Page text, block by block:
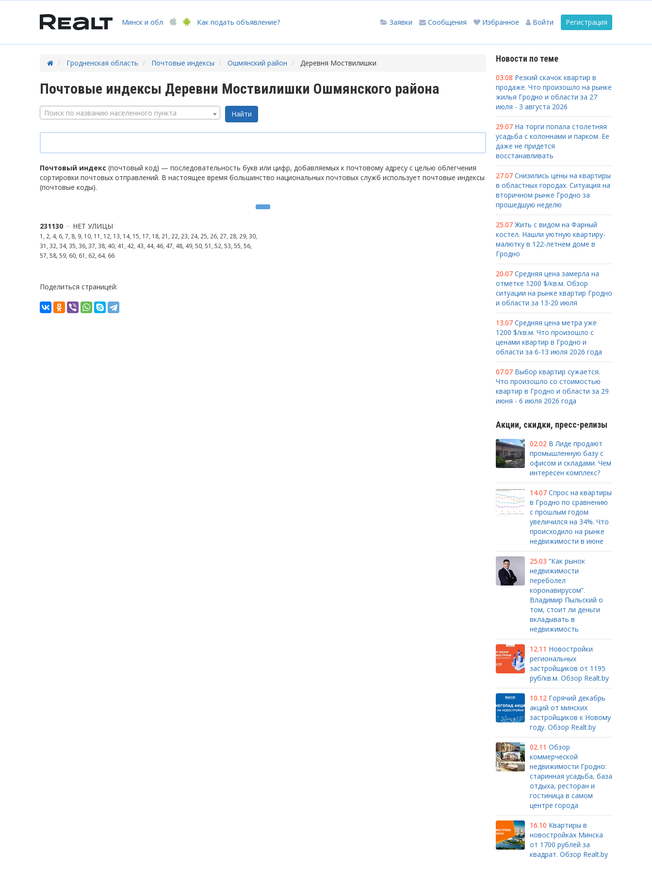
Минск и обл Как подать объявление? Регистрация
Войти
Избранное
Сообщения
Заявки
Гродненская область Почтовые индексы Ошмянский район Деревня Моствилишки
Почтовые индексы Деревни Моствилишки Ошмянского района
Поиск по названию населенного пункта
Почтовый индекс (почтовый код) — последовательность букв или цифр, добавляемых к почтовому адресу с целью облегчения
сортировки почтовых отправлений. В настоящее время большинство национальных почтовых служб использует почтовые индексы
(почтовые коды).
231130 НЕТ УЛИЦЫ
1, 2, 4, 6, 7, 8, 9, 10, 11, 12, 13, 14, 15, 17, 18, 21, 22, 23, 24, 25, 26, 27, 28, 29, 30,
31, 32, 34, 35, 36, 37, 38, 40, 41, 42, 43, 44, 46, 47, 48, 49, 50, 51, 52, 53, 55, 56,
57, 58, 59, 60, 61, 62, 64, 66
Поделиться страницей:
Новости по теме
03.08 Резкий скачок квартир в
продаже. Что произошло на рынке
жилья Гродно и области за 27
июля - 3 августа 2026
29.07 На торги попала столетняя
усадьба с колоннами и парком. Ее
даже не придется
восстанавливать
27.07 Снизились цены на квартиры
в областных городах. Ситуация на
вторичном рынке Гродно за
прошедшую неделю
25.07 Жить с видом на Фарный
костел. Нашли уютную квартиру-
малютку в 122-летнем доме в
Гродно
20.07 Средняя цена замерла на
отметке 1200 $/кв.м. Обзор
ситуации на рынке квартир Гродно
и области за 13-20 июля
13.07 Средняя цена метра уже
1200 $/кв.м. Что произошло с
ценами квартир в Гродно и
области за 6-13 июля 2026 года
07.07 Выбор квартир сужается.
Что произошло со стоимостью
квартир в Гродно и области за 29
июня - 6 июля 2026 года
Акции, скидки, пресс-релизы
02.02 В Лиде продают
промышленную базу с
офисом и складами. Чем
интересен комплекс?
14.07 Спрос на квартиры
в Гродно по сравнению
с прошлым годом
увеличился на 34%. Что
происходило на рынке
недвижимости в июне
25.03 “Как рынок
недвижимости
переболел
коронавирусом”.
Владимир Пыльский о
том, стоит ли деньги
вкладывать в
недвижимость
12.11 Новостройки
региональных
застройщиков от 1195
руб/кв.м. Обзор Realt.by
10.12 Горячий декабрь
акций от минских
застройщиков к Новому
году. Обзор Realt.by
02.11 Обзор
коммерческой
недвижимости Гродно:
старинная усадьба, база
отдыха, ресторан и
гостиница в самом
центре города
16.10 Квартиры в
новостройках Минска
от 1700 рублей за
квадрат. Обзор Realt.by